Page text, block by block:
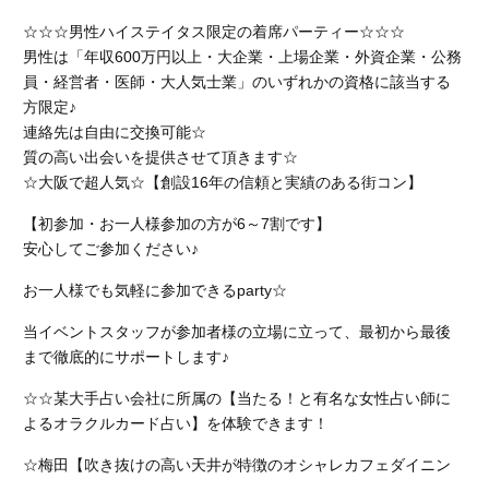
☆☆☆男性ハイステイタス限定の着席パーティー☆☆☆
男性は「年収600万円以上・大企業・上場企業・外資企業・公務
員・経営者・医師・大人気士業」のいずれかの資格に該当する
方限定♪
連絡先は自由に交換可能☆
質の高い出会いを提供させて頂きます☆
☆大阪で超人気☆【創設16年の信頼と実績のある街コン】
【初参加・お一人様参加の方が6～7割です】
安心してご参加ください♪
お一人様でも気軽に参加できるparty☆
当イベントスタッフが参加者様の立場に立って、最初から最後
まで徹底的にサポートします♪
☆☆某大手占い会社に所属の【当たる！と有名な女性占い師に
よるオラクルカード占い】を体験できます！
☆梅田【吹き抜けの高い天井が特徴のオシャレカフェダイニン